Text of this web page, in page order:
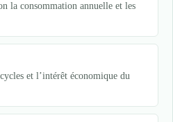
la consommation annuelle et les
et l’intérêt économique du